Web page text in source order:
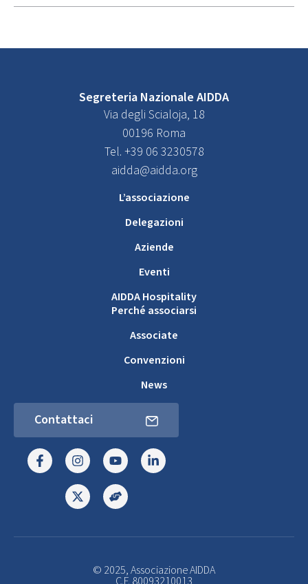
Segreteria Nazionale AIDDA
Via degli Scialoja, 18
00196 Roma
Tel. +39 06 3230578
aidda@aidda.org
L’associazione
Delegazioni
Aziende
Eventi
AIDDA Hospitality
Perché associarsi
Associate
Convenzioni
News
Contattaci
© 2025, Associazione AIDDA
C.F. 80093210013